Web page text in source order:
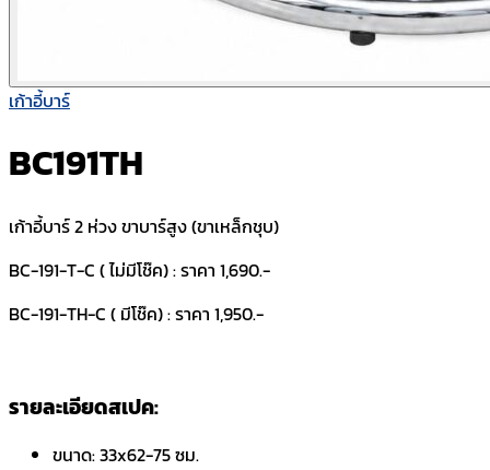
เก้าอี้บาร์
BC191TH
เก้าอี้บาร์ 2 ห่วง ขาบาร์สูง (ขาเหล็กชุบ)
BC-191-T-C ( ไม่มีโช๊ค) : ราคา 1,690.-
BC-191-TH-C ( มีโช๊ค) : ราคา 1,950.-
รายละเอียดสเปค:
ขนาด:33x62-75 ซม.